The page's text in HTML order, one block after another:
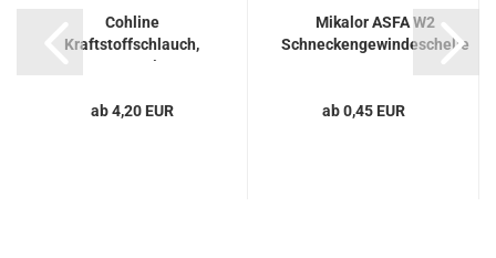
Cohline
Kraftstoffschlauch,
Gummi
ab 4,20 EUR
Mikalor ASFA W2
Schneckengewindeschelle
ab 0,45 EUR